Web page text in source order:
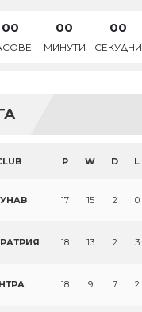
00 00
МИНУТИ
00
СЕКУДНИ
P W D L
17 15 2 0
18 13 2 3
18 9 7 2